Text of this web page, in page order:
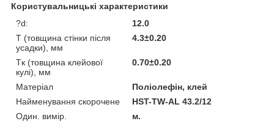
Користувальницькі характеристики
?d:
12.0
T (товщина стінки після
усадки), мм
4.3±0.20
Tк (товщина клейової
кулі), мм
0.70±0.20
Матеріал
Поліолефін, клей
Найменування скорочене
HST-TW-AL 43.2/12
Один. вимір.
м.